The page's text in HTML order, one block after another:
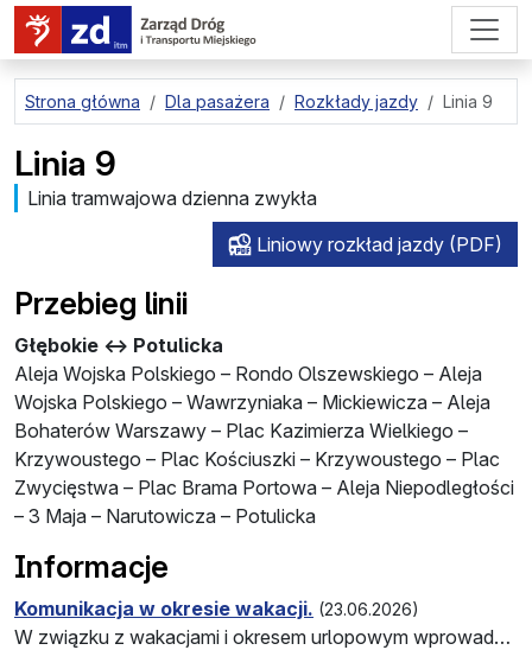
przejdź do treści strony
Strona główna Dla pasażera Rozkłady jazdy Linia 9
Linia 9
Linia tramwajowa dzienna zwykła
Liniowy rozkład jazdy (PDF)
Przebieg linii
Głębokie ↔ Potulicka
Aleja Wojska Polskiego – Rondo Olszewskiego – Aleja
Wojska Polskiego – Wawrzyniaka – Mickiewicza – Aleja
Bohaterów Warszawy – Plac Kazimierza Wielkiego –
Krzywoustego – Plac Kościuszki – Krzywoustego – Plac
Zwycięstwa – Plac Brama Portowa – Aleja Niepodległości
– 3 Maja – Narutowicza – Potulicka
Informacje
Komunikacja w okresie wakacji. (23.06.2026)
W związku z wakacjami i okresem urlopowym wprowadzone zostaną zmiany w funkcjonowaniu komunikacji miejskiej.